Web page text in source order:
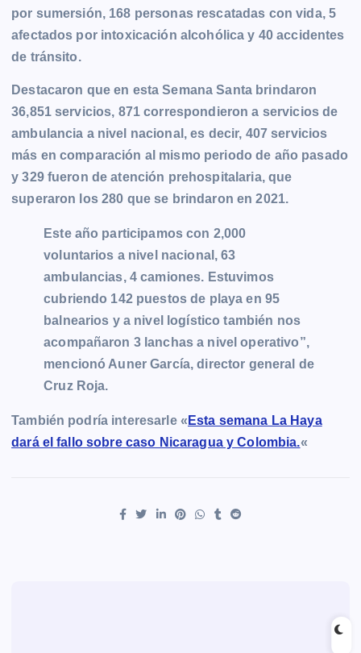
por sumersión, 168 personas rescatadas con vida, 5
afectados por intoxicación alcohólica y 40 accidentes
de tránsito.
Destacaron que en esta Semana Santa brindaron
36,851 servicios, 871 correspondieron a servicios de
ambulancia a nivel nacional, es decir, 407 servicios
más en comparación al mismo periodo de año pasado
y 329 fueron de atención prehospitalaria, que
superaron los 280 que se brindaron en 2021.
Este año participamos con 2,000
voluntarios a nivel nacional, 63
ambulancias, 4 camiones. Estuvimos
cubriendo 142 puestos de playa en 95
balnearios y a nivel logístico también nos
acompañaron 3 lanchas a nivel operativo”,
mencionó Auner García, director general de
Cruz Roja.
También podría interesarle « Esta semana La Haya
dará el fallo sobre caso Nicaragua y Colombia.«